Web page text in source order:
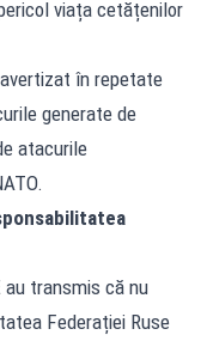
viața cetățenilor
în repetate
generate de
atacurile
transmis că nu
Federației Ruse